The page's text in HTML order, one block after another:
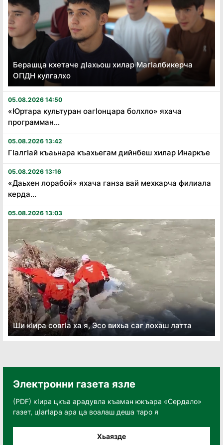
Берашца кхетаче дӏахьош хилар Магӏалбикерча
ОПДН кулгалхо
05.08.2026 14:50
«Юртара культуран оагӏонцара болхло» яхача
программан...
05.08.2026 13:42
Гӏалгӏай къаьнара къахьегам дийнбеш хилар Инаркъе
05.08.2026 13:16
«Даьхен лорабой» яхача ганза вай мехкарча филиала
керда...
05.08.2026 13:03
Ши кӏира совгӏа ха я, Эсо вихьа саг лохаш латта
Электронни газета язле
(PDF) кӀира цкъа арадувла къаман юкъара «Сердало»
газет, цӀагӀара ара ца воалаш деша таро я
Хьаязде